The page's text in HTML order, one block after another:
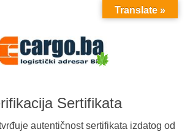
MENU
Sertifikata
autentičnost sertifikata izdatog od
Translate »